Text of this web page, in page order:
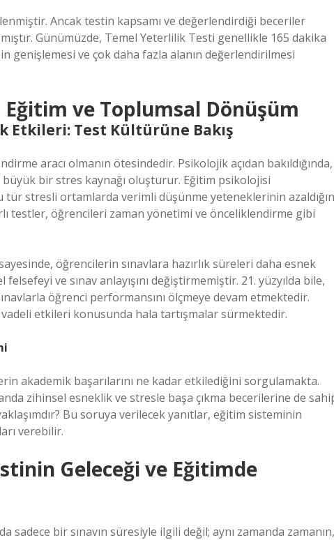
Ancak testin kapsamı ve değerlendirdiği beceriler
Günümüzde, Temel Yeterlilik Testi genellikle 165 dakika
genişlemesi ve çok daha fazla alanın değerlendirilmesi
ve Toplumsal Dönüşüm
Etkileri: Test Kültürüne Bakış
aracı olmanın ötesindedir. Psikolojik açıdan bakıldığında,
büyük bir stres kaynağı oluşturur. Eğitim psikolojisi
stresli ortamlarda verimli düşünme yeteneklerinin
testler, öğrencileri zaman yönetimi ve önceliklendirme gibi
öğrencilerin sınavlara hazırlık süreleri daha esnek
ve sınav anlayışını değiştirmemiştir. 21. yüzyılda bile,
öğrenci performansını ölçmeye devam etmektedir.
etkileri konusunda hala tartışmalar sürmektedir.
akademik başarılarını ne kadar etkilediğini sorgulamakta.
zihinsel esneklik ve stresle başa çıkma becerilerine de
Bu soruya verilecek yanıtlar, eğitim sisteminin
verebilir.
Geleceği ve Eğitimde
sadece bir sınavın süresiyle ilgili değil; aynı zamanda zamanın,